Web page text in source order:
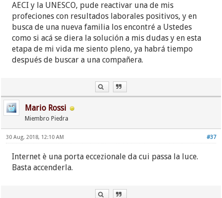
AECI y la UNESCO, pude reactivar una de mis
profeciones con resultados laborales positivos, y en
busca de una nueva familia los encontré a Ustedes
como si acá se diera la solución a mis dudas y en esta
etapa de mi vida me siento pleno, ya habrá tiempo
después de buscar a una compañera.
Mario Rossi
Miembro Piedra
#37
30 Aug, 2018, 12:10 AM
Internet è una porta eccezionale da cui passa la luce.
Basta accenderla.